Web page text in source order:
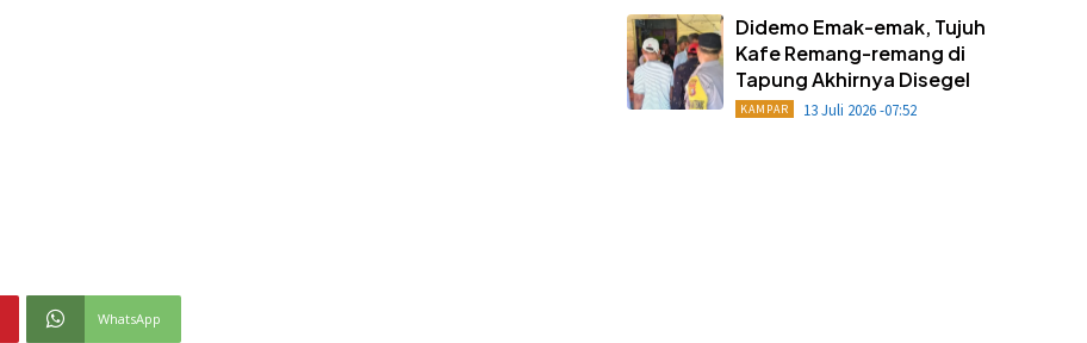
WhatsApp
Didemo Emak-emak, Tujuh
Kafe Remang-remang di
Tapung Akhirnya Disegel
KAMPAR 13 Juli 2026 -07:52